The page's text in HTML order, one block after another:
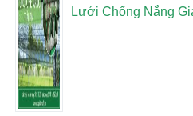
Lưới Chống Nắng